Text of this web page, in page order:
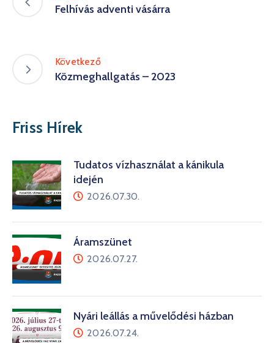
Felhívás adventi vásárra
Következő
Közmeghallgatás – 2023
Friss Hírek
Tudatos vízhasználat a kánikula
idején
2026.07.30.
Áramszünet
2026.07.27.
Nyári leállás a művelődési házban
2026.07.24.